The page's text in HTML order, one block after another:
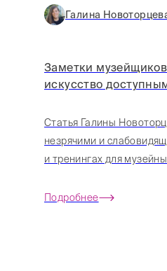
Галина
Заметки
искусство
Статья Галины
незрячими и
и тренингах для
Подробнее